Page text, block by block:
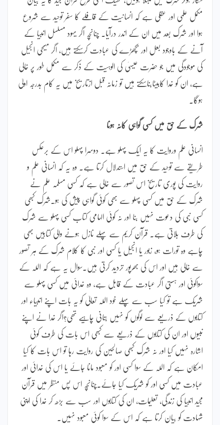
مکمل علمی اور عقلی ہے کہ انسانیت کے قافلے کا سفر توحید سے شروع
ہوا اور شرک بعد میں ان کے اندر درآیا۔ چنانچہ اگر یہود مسلسل انبیا کے
آنے کے باوجود بعل اور بچھڑے کی عبادت کرسکتے ہیں، اگر مسیحی انجیل
کی موجودگی میں جو حضرت عیسیٰ کی الوہیت کے ذکر سے مکمل طور پر خالی
ہے، ان کو خدا کابیٹابناسکتے ہیں تو زمانہ قبل ازتاریخ میں یہ کام بدرجہ اولیٰ
ہوگا۔
شرک کے حق میں کسی گواہی کانہ ہونا
انسانی علم وروایت کا یہ ایک پہلو ہے۔ دوسرا پہلو اس کے برعکس
طریقے سے توحید کے حق میں استدلال کرتا ہے۔ وہ یہ کہ انسانی علم و
روایت کی پوری تاریخ اس تصور سے خالی ہے کہ کسی مسلمہ علم نے
شرک کے حق میں کسی پہلو سے بھی کوئی گواہی پیش کی ہو۔شرک کبھی
کسی نبی کی دعوت نہیں بنا اور نہ کوئی الہامی کتاب کسی پہلو سے شرک
کی طرف بلاتی ہے۔ قرآن کریم سے پہلے نازل ہونے والی کتابیں بھی
چاہے وہ تورات ہو، زبور یا انجیل یا کسی اور نبی کا کلام شرک کے ہر تصور
سے خالی ہیں اور اس کی بھرپور تردید کرتی ہیں۔سوال یہ ہے کہ اللہ کے
سواکوئی اور ہستی اگر عبادت کے قابل ہے، وہ خدائی میں کسی پہلو سے
شریک ہے تو کیا سب سے پہلے خود اللہ تعالیٰ کو یہ بات اپنے انبیاء اور
کتابوں کے ذریعے سے لوگوں کو نہیں بتانی چاہیے تھی؟اگر خدا نے اپنے
نبیوں اور ان کی کتابوں کے ذریعے سے کبھی اس بات کی طرف کوئی
اشارہ نہیں کیا اور نہ شرک کبھی صالحین کی روایت رہا تو اس بات کا کیا
امکان ہے کہ اللہ کے سوا کسی اور کو معبود مانا جائے یا اس کی خدائی اور
عبادت میں کسی اور کو شریک کیا جائے۔چنانچہ اس پس منظر میں قرآن
مجید انبیا کی زندگی، تعلیمات، ان کی کتابوں اور سب سے بڑھ کر خدا کی اپنی
شہادت کو بیان کرتا ہے کہ اس کے سوا کوئی معبود نہیں۔